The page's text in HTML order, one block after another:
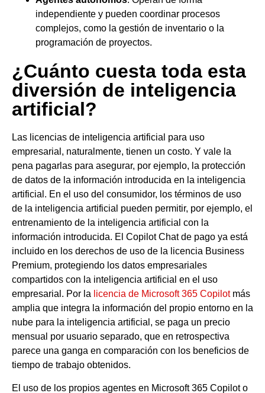
independiente y pueden coordinar procesos
complejos, como la gestión de inventario o la
programación de proyectos.
¿Cuánto cuesta toda esta
diversión de inteligencia
artificial?
Las licencias de inteligencia artificial para uso
empresarial, naturalmente, tienen un costo. Y vale la
pena pagarlas para asegurar, por ejemplo, la protección
de datos de la información introducida en la inteligencia
artificial. En el uso del consumidor, los términos de uso
de la inteligencia artificial pueden permitir, por ejemplo, el
entrenamiento de la inteligencia artificial con la
información introducida. El Copilot Chat de pago ya está
incluido en los derechos de uso de la licencia Business
Premium, protegiendo los datos empresariales
compartidos con la inteligencia artificial en el uso
empresarial. Por la licencia de Microsoft 365 Copilotmás
amplia que integra la información del propio entorno en la
nube para la inteligencia artificial, se paga un precio
mensual por usuario separado, que en retrospectiva
parece una ganga en comparación con los beneficios de
tiempo de trabajo obtenidos.
El uso de los propios agentes en Microsoft 365 Copilot o